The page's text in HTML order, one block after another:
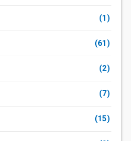
(1)
(61)
(2)
(7)
(15)